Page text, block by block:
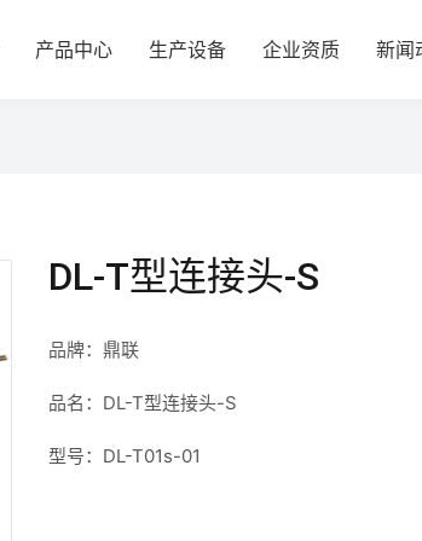
产品中心 生产设备 企业资质 新闻
DL-T型连接头-S
品牌：鼎联
品名：DL-T型连接头-S
型号：DL-T01s-01